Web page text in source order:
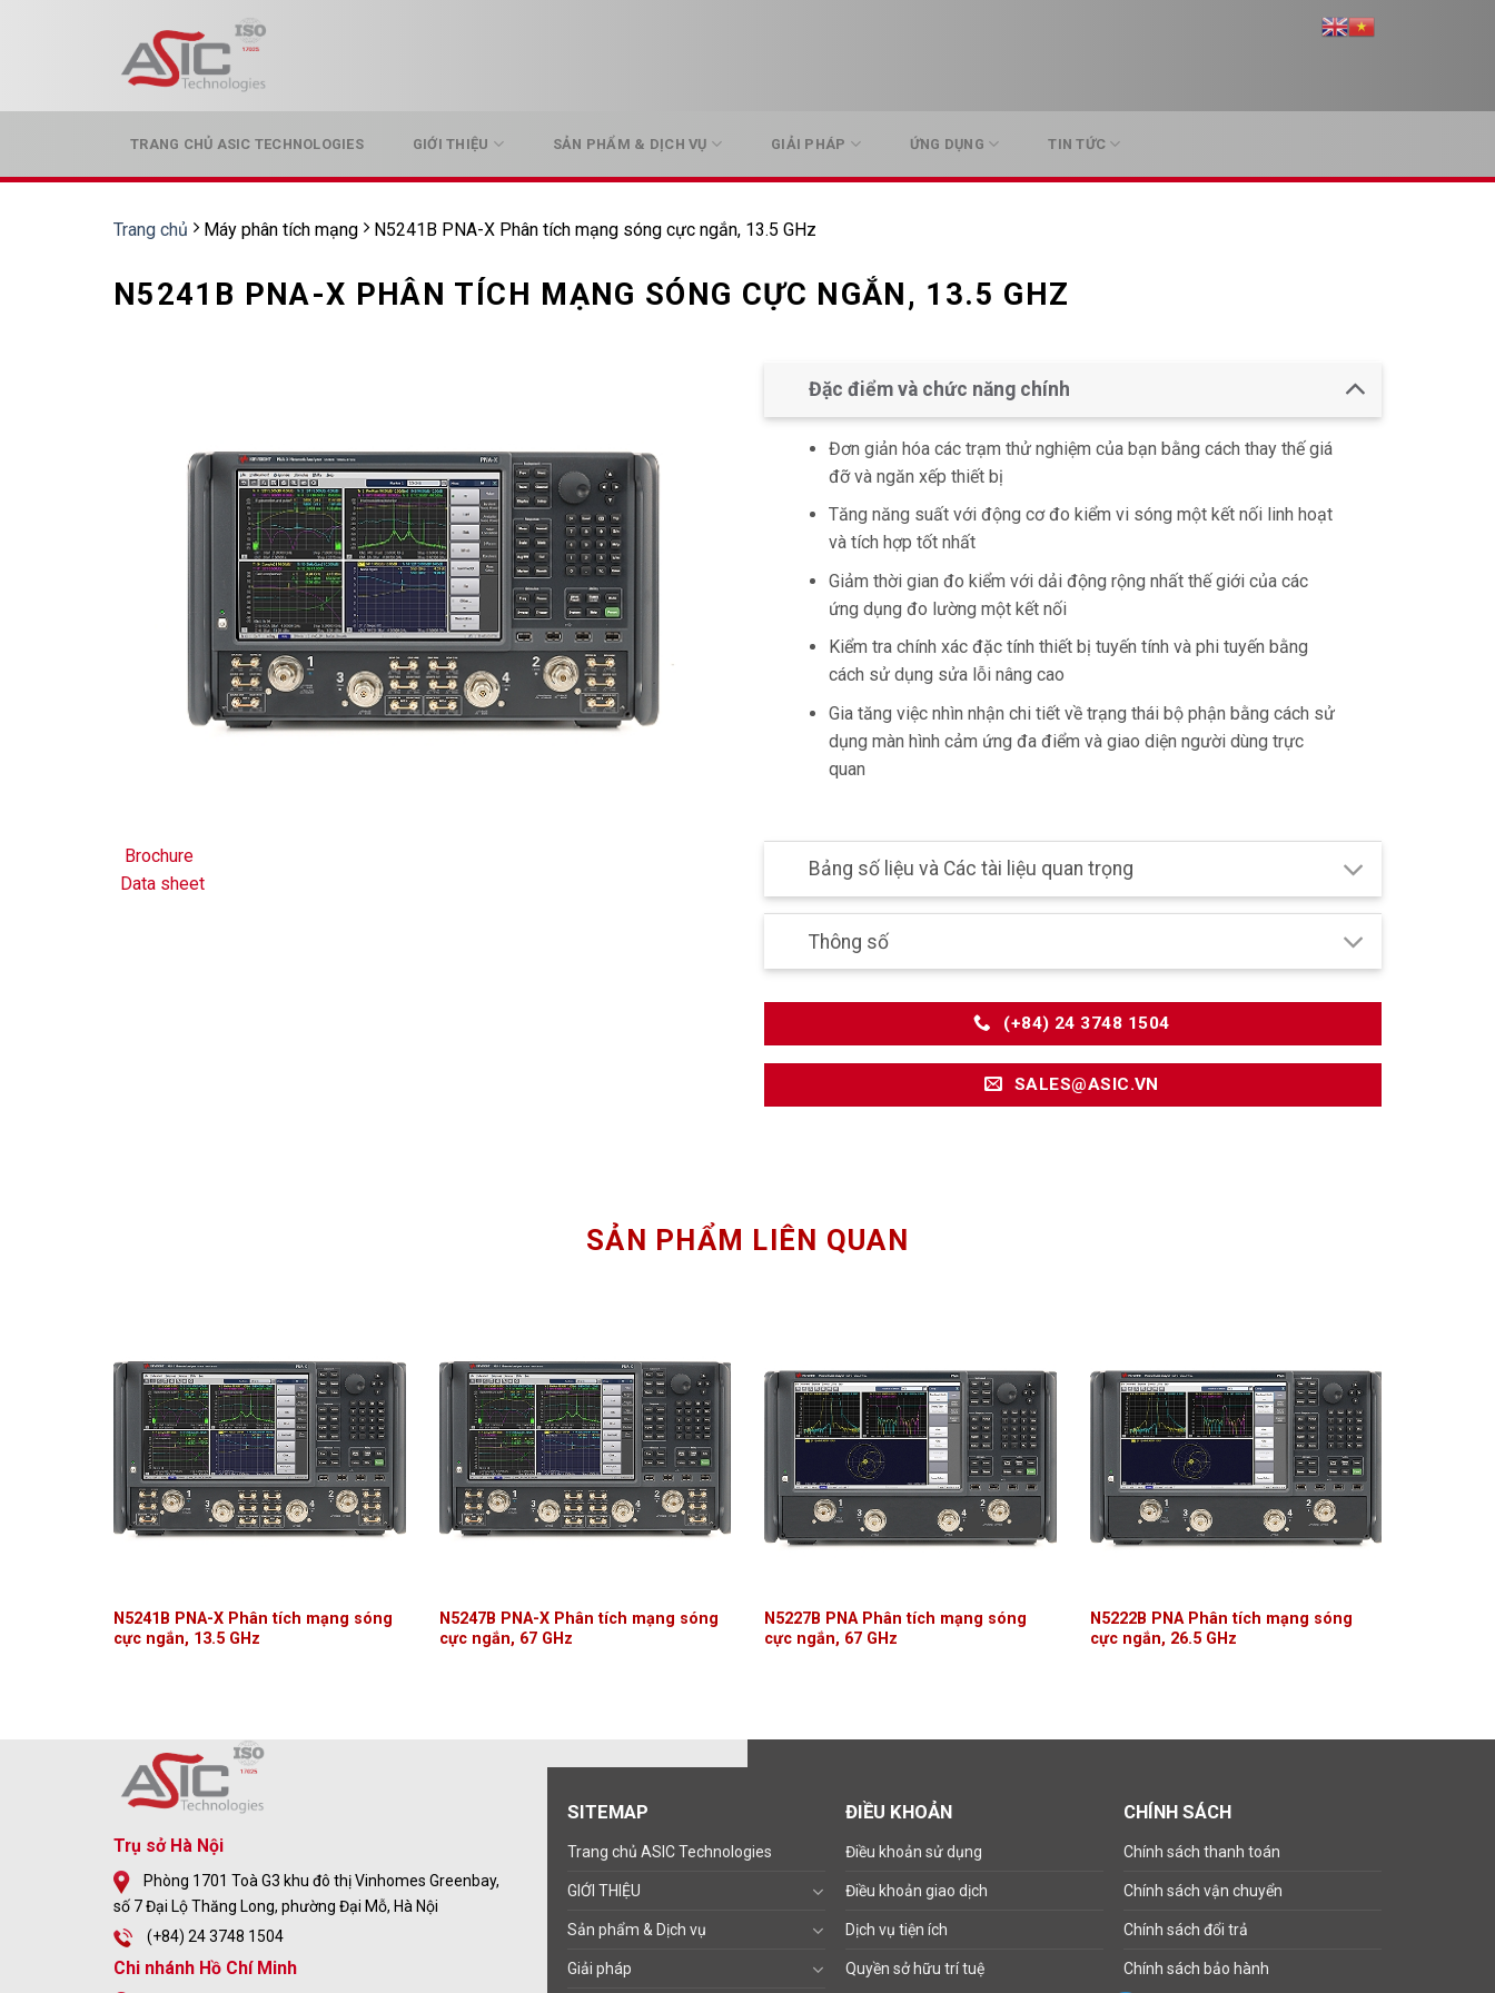
TRANG CHỦ ASIC TECHNOLOGIES GIỚI THIỆU SẢN PHẨM & DỊCH VỤ GIẢI PHÁP ỨNG DỤNG TIN TỨC
Trang chủ Máy phân tích mạng N5241B PNA-X Phân tích mạng sóng cực ngắn, 13.5 GHz
N5241B PNA-X PHÂN TÍCH MẠNG SÓNG CỰC NGẮN, 13.5 GHZ
Brochure
Data sheet
Đặc điểm và chức năng chính
Đơn giản hóa các trạm thử nghiệm của bạn bằng cách thay thế giá
đỡ và ngăn xếp thiết bị
Tăng năng suất với động cơ đo kiểm vi sóng một kết nối linh hoạt
và tích hợp tốt nhất
Giảm thời gian đo kiểm với dải động rộng nhất thế giới của các
ứng dụng đo lường một kết nối
Kiểm tra chính xác đặc tính thiết bị tuyến tính và phi tuyến bằng
cách sử dụng sửa lỗi nâng cao
Gia tăng việc nhìn nhận chi tiết về trạng thái bộ phận bằng cách sử
dụng màn hình cảm ứng đa điểm và giao diện người dùng trực
quan
Bảng số liệu và Các tài liệu quan trọng
Thông số
(+84) 24 3748 1504
SALES@ASIC.VN
SẢN PHẨM LIÊN QUAN
N5241B PNA-X Phân tích mạng sóng
cực ngắn, 13.5 GHz
N5247B PNA-X Phân tích mạng sóng
cực ngắn, 67 GHz
N5227B PNA Phân tích mạng sóng
cực ngắn, 67 GHz
N5222B PNA Phân tích mạng sóng
cực ngắn, 26.5 GHz
Trụ sở Hà Nội
Phòng 1701 Toà G3 khu đô thị Vinhomes Greenbay,
số 7 Đại Lộ Thăng Long, phường Đại Mỗ, Hà Nội
(+84) 24 3748 1504
Chi nhánh Hồ Chí Minh
SITEMAP
Trang chủ ASIC Technologies
GIỚI THIỆU
Sản phẩm & Dịch vụ
Giải pháp
ĐIỀU KHOẢN
Điều khoản sử dụng
Điều khoản giao dịch
Dịch vụ tiện ích
Quyền sở hữu trí tuệ
CHÍNH SÁCH
Chính sách thanh toán
Chính sách vận chuyển
Chính sách đổi trả
Chính sách bảo hành